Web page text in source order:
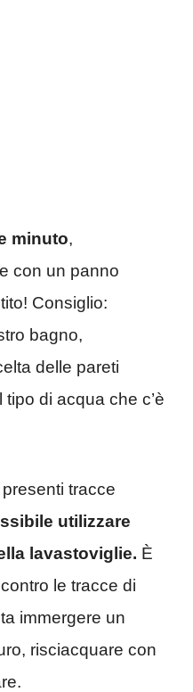
minuto,
con un panno
Consiglio:
bagno,
delle pareti
di acqua che c’è
tracce
utilizzare
lavastoviglie. È
le tracce di
immergere un
risciacquare con